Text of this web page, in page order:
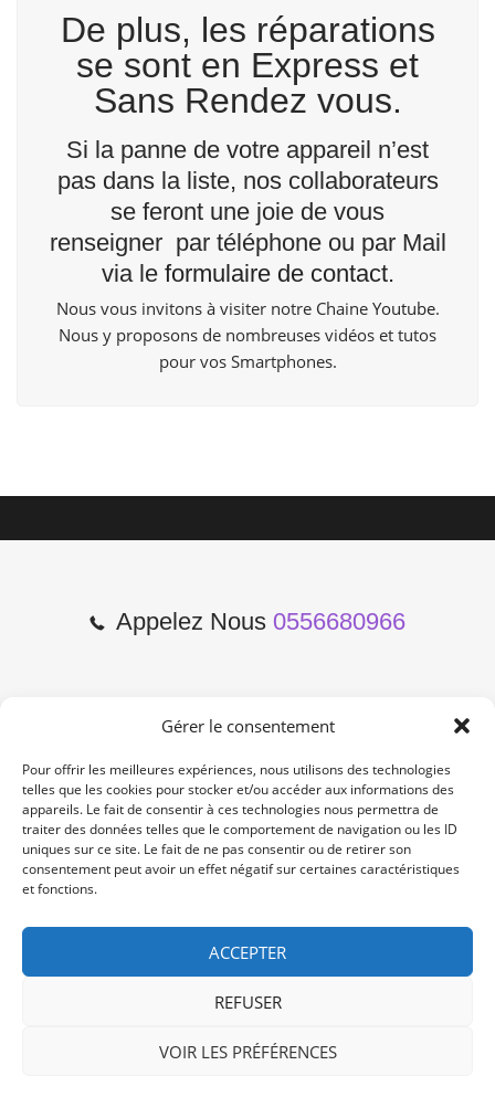
Gérer le consentement
Pour offrir les meilleures expériences, nous utilisons des technologies
telles que les cookies pour stocker et/ou accéder aux informations des
appareils. Le fait de consentir à ces technologies nous permettra de
traiter des données telles que le comportement de navigation ou les ID
uniques sur ce site. Le fait de ne pas consentir ou de retirer son
consentement peut avoir un effet négatif sur certaines caractéristiques
et fonctions.
ACCEPTER
REFUSER
VOIR LES PRÉFÉRENCES
De plus, les réparations
se sont en Express et
Sans Rendez vous.
Si la panne de votre appareil n’est
pas dans la liste, nos collaborateurs
se feront une joie de vous
renseigner par téléphone ou par Mail
via le formulaire de contact.
Nous vous invitons à visiter notre Chaine Youtube.
Nous y proposons de nombreuses vidéos et tutos
pour vos Smartphones.
Appelez Nous 0556680966
2 Cours de l'Yser 33800
Bordeaux
Lun-Samedi: 10:00 -19:00
Non Stop
/ /